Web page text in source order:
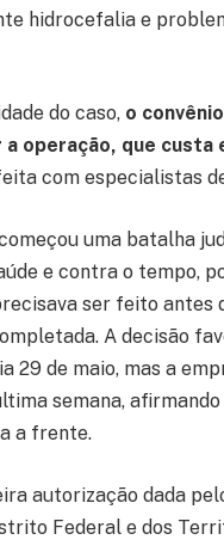
hidrocefalia e
do caso, o
a operação, que custa
com especialistas
uma batalha
e contra o tempo,
ser feito antes
A decisão
29 de maio, mas a
semana, afirmando
a frente.
autorização dada
Federal e dos